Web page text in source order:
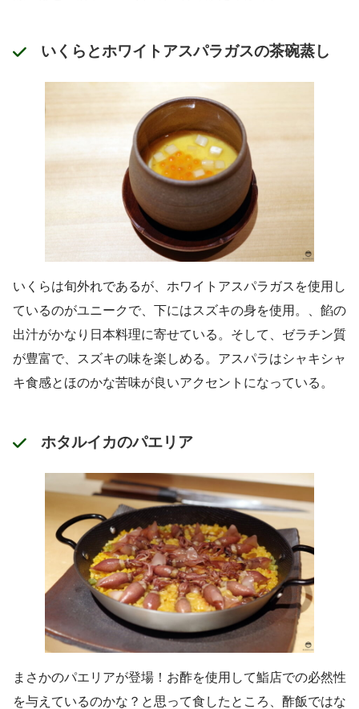
いくらとホワイトアスパラガスの茶碗蒸し
いくらは旬外れであるが、ホワイトアスパラガスを使用し
ているのがユニークで、下にはスズキの身を使用。、餡の
出汁がかなり日本料理に寄せている。そして、ゼラチン質
が豊富で、スズキの味を楽しめる。アスパラはシャキシャ
キ食感とほのかな苦味が良いアクセントになっている。
ホタルイカのパエリア
まさかのパエリアが登場！お酢を使用して鮨店での必然性
を与えているのかな？と思って食したところ、酢飯ではな